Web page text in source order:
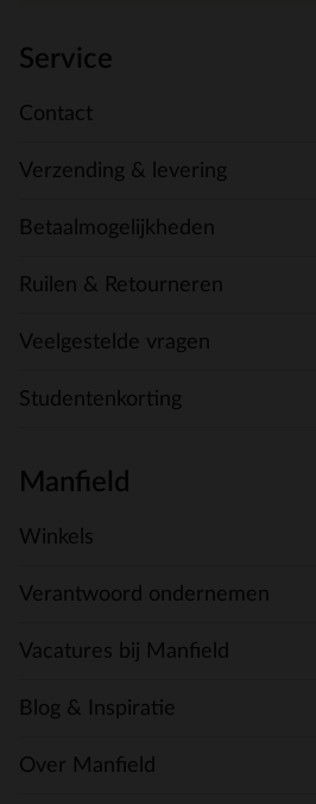
Service
Contact
Verzending & levering
Betaalmogelijkheden
Ruilen & Retourneren
Veelgestelde vragen
Studentenkorting
Manfield
Winkels
Verantwoord ondernemen
Vacatures bij Manfield
Blog & Inspiratie
Over Manfield